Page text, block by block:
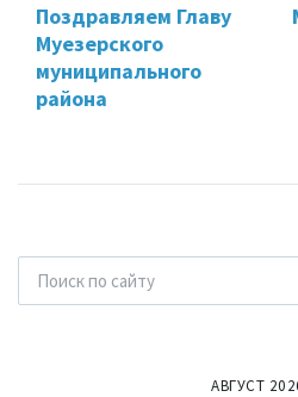
Поздравляем Главу
Муезерского
муниципального
района
АВГУСТ